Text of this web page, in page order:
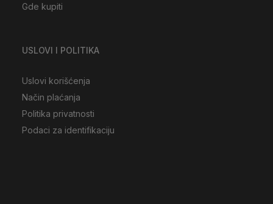
Gde kupiti
USLOVI I POLITIKA
Uslovi korišćenja
Način plaćanja
Politika privatnosti
Podaci za identifikaciju